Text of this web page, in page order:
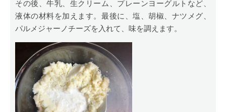
その後、牛乳、生クリーム、プレーンヨーグルトなど、
液体の材料を加えます。最後に、塩、胡椒、ナツメグ、
パルメジャーノチーズを入れて、味を調えます。